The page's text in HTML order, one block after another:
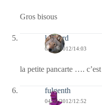
Gros bisous
louvard
04/04/2012/14:03
la petite pancarte ….
fulgenth
04/04/2012/12:52